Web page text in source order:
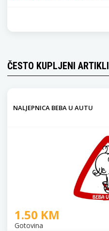
ČESTO KUPLJENI ARTIKLI
NALJEPNICA BEBA U AUTU
1.50 KM
Gotovina